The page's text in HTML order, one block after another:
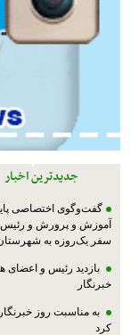
جدیدترین اخبار
گفت‌وگوی اختصاصی
آموزش و پرورش و رئیس
سفر یک‌روزه به
بازدید رئیس و اعضای
خبرنگار
به مناسبت روز
کرد